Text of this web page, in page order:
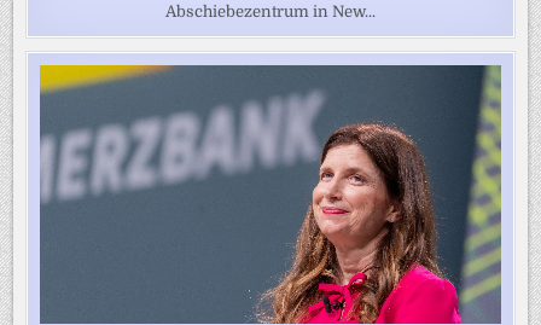
Abschiebezentrum in New...